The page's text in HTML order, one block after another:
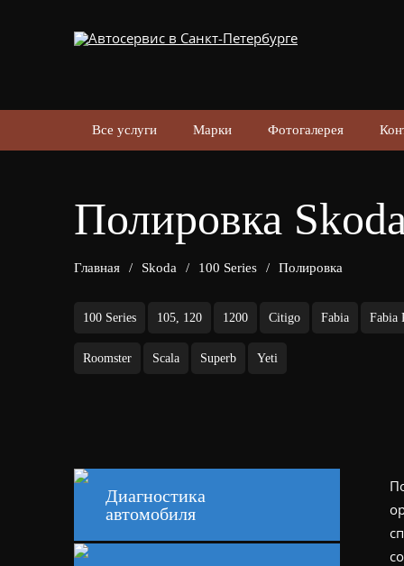
Все услуги Марки Фотогалерея
Полировка
Главная / Skoda / 100 Series / Полировка
100 Series 105, 120 1200 Citigo Fabia Fabia
Roomster Scala Superb Yeti
Диагностика
автомобиля